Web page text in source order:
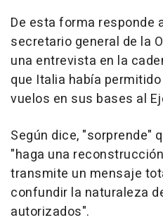
De esta forma responde
secretario general de la
una entrevista en la
que Italia había
vuelos en sus bases al
Según dice, "sorprende"
"haga una
transmite un mensaje
confundir la naturaleza
autorizados".